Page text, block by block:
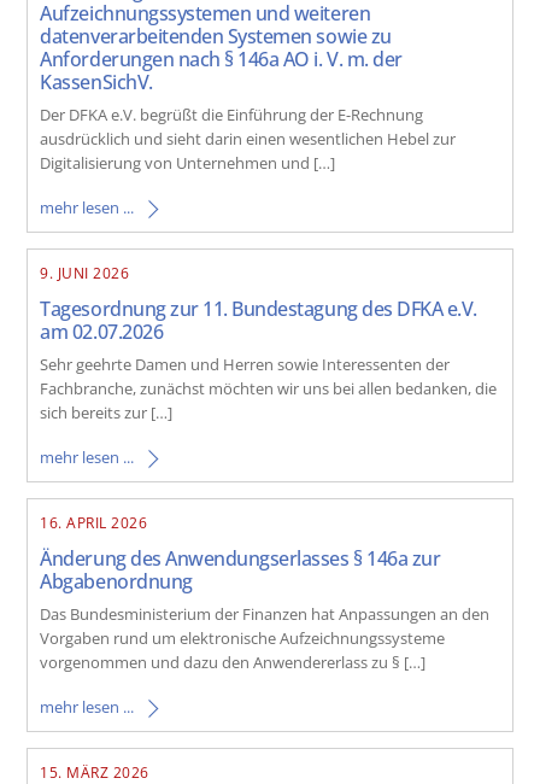
Aufzeichnungssystemen und weiteren
datenverarbeitenden Systemen sowie zu
Anforderungen nach § 146a AO i. V. m. der
KassenSichV.
Der DFKA e.V. begrüßt die Einführung der E-Rechnung
ausdrücklich und sieht darin einen wesentlichen Hebel zur
Digitalisierung von Unternehmen und […]
mehr lesen ...
9. JUNI 2026
Tagesordnung zur 11. Bundestagung des DFKA e.V.
am 02.07.2026
Sehr geehrte Damen und Herren sowie Interessenten der
Fachbranche, zunächst möchten wir uns bei allen bedanken, die
sich bereits zur […]
mehr lesen ...
16. APRIL 2026
Änderung des Anwendungserlasses § 146a zur
Abgabenordnung
Das Bundesministerium der Finanzen hat Anpassungen an den
Vorgaben rund um elektronische Aufzeichnungssysteme
vorgenommen und dazu den Anwendererlass zu § […]
mehr lesen ...
15. MÄRZ 2026